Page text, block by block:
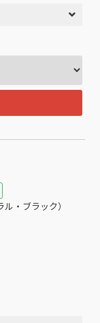
・ブラック）